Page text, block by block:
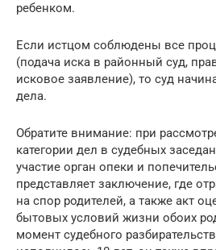
ребенком.
Если истцом соблюдены все
(подача иска в районный суд,
исковое заявление), то суд
дела.
Обратите внимание: при
категории дел в судебных
участие орган опеки и
представляет заключение, где
на спор родителей, а также акт
бытовых условий жизни обоих
момент судебного